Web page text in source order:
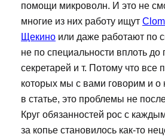
помощи микроволн. И это не
многие из них работу ищут
Щекино или даже работают по
не по специальности вплоть до
секретарей и т. Потому что все
которых мы с вами говорим и о
в статье, это проблемы не
Круг обязанностей рос с
за копье становилось как-то